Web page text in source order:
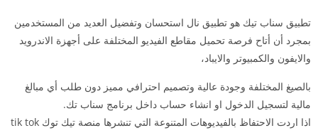
تطبيق سناب تيك هو تطبيق نال استحسان وتفضيل العديد من المستخدمين
بمجرد أن أتاح فرصة تحميل مقاطع الفيديو المختلفة على أجهزة الاندرويد
والايفون والكمبيوتر والايباد،
بالصيغ المختلفة وجودة عالية وتصميم احترافي مميز دون طلب أي مبالغ
مالية لتسجيل الدخول او انشاء حساب داخل برنامج سناب تك.
اذا اردت الاحتفاظ بالفيديوهات المتنوعة التي تنشرها منصة تيك توك tik tok